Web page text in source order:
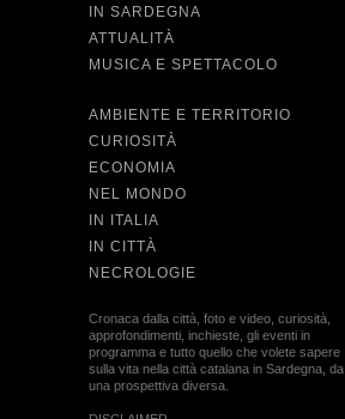
IN SARDEGNA
ATTUALITÀ
MUSICA E SPETTACOLO
AMBIENTE E TERRITORIO
CURIOSITÀ
ECONOMIA
NEL MONDO
IN ITALIA
IN CITTÀ
NECROLOGIE
Cronaca dalla città, foto e video, curiosità,
approfondimenti, inchieste, gli eventi in
programma e tutto quello che volete sapere
sulla vita nella città catalana in Sardegna, da
una prospettiva diversa.